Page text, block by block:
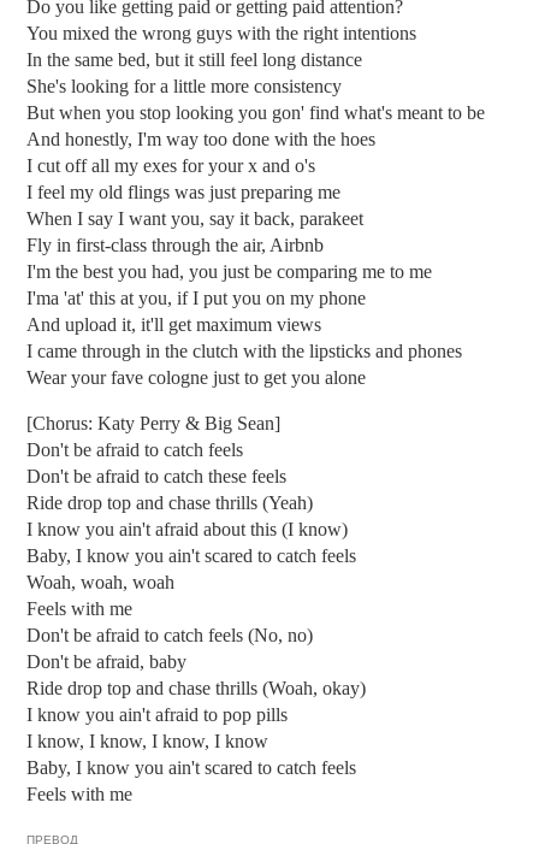
Do you like getting paid or getting paid attention?
You mixed the wrong guys with the right intentions
In the same bed, but it still feel long distance
She's looking for a little more consistency
But when you stop looking you gon' find what's meant to be
And honestly, I'm way too done with the hoes
I cut off all my exes for your x and o's
I feel my old flings was just preparing me
When I say I want you, say it back, parakeet
Fly in first-class through the air, Airbnb
I'm the best you had, you just be comparing me to me
I'ma 'at' this at you, if I put you on my phone
And upload it, it'll get maximum views
I came through in the clutch with the lipsticks and phones
Wear your fave cologne just to get you alone
[Chorus: Katy Perry & Big Sean]
Don't be afraid to catch feels
Don't be afraid to catch these feels
Ride drop top and chase thrills (Yeah)
I know you ain't afraid about this (I know)
Baby, I know you ain't scared to catch feels
Woah, woah, woah
Feels with me
Don't be afraid to catch feels (No, no)
Don't be afraid, baby
Ride drop top and chase thrills (Woah, okay)
I know you ain't afraid to pop pills
I know, I know, I know, I know
Baby, I know you ain't scared to catch feels
Feels with me
ПРЕВОД